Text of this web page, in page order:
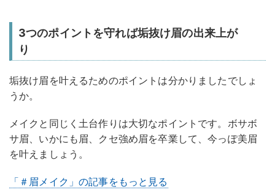
3つのポイントを守れば垢抜け眉の出来上が
り
垢抜け眉を叶えるためのポイントは分かりましたでしょ
うか。
メイクと同じく土台作りは大切なポイントです。ボサボ
サ眉、いかにも眉、クセ強め眉を卒業して、今っぽ美眉
を叶えましょう。
「＃眉メイク」の記事をもっと見る